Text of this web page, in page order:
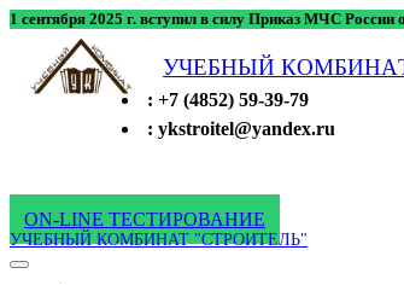
1 сентября 2025 г. вступил в силу Приказ МЧС
УЧЕБНЫЙ
: +7 (4852) 59-39-79
: ykstroitel@yandex.ru
ON-LINE ТЕСТИРОВАНИЕ
УЧЕБНЫЙ КОМБИНАТ "СТРОИТЕЛЬ"